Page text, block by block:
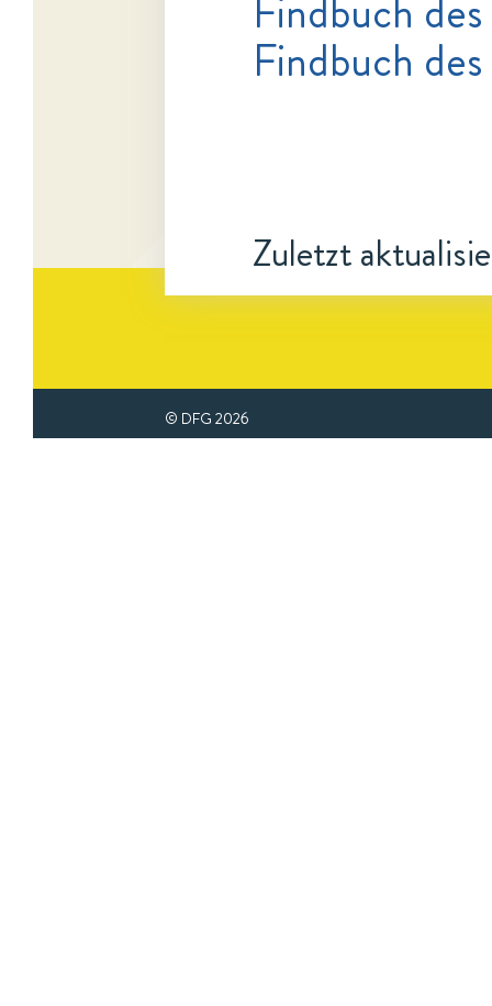
Findbuch
Findbuch
Zuletzt
© DFG 2026